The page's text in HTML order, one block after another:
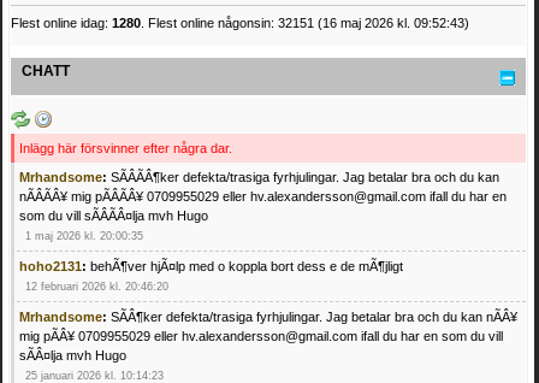
Flest online idag: 1280 . Flest online någonsin: 32151 (16 maj 2026 kl. 09:52:43)
CHATT
Inlägg här försvinner efter några dar.
Mrhandsome: SÃÂÃÂ¶ker defekta/trasiga fyrhjulingar. Jag betalar bra och du kan
nÃÂÃÂ¥ mig pÃÂÃÂ¥ 0709955029 eller hv.alexandersson@gmail.com ifall du har en
som du vill sÃÂÃÂ¤lja mvh Hugo
1 maj 2026 kl. 20:00:35
hoho2131: behÃ¶ver hjÃ¤lp med o koppla bort dess e de mÃ¶jligt
12 februari 2026 kl. 20:46:20
Mrhandsome: SÃÂ¶ker defekta/trasiga fyrhjulingar. Jag betalar bra och du kan nÃÂ¥
mig pÃÂ¥ 0709955029 eller hv.alexandersson@gmail.com ifall du har en som du vill
sÃÂ¤lja mvh Hugo
25 januari 2026 kl. 10:14:23